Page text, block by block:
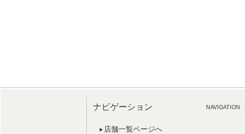
ナビゲーション NAVIGATION
店舗一覧ページへ